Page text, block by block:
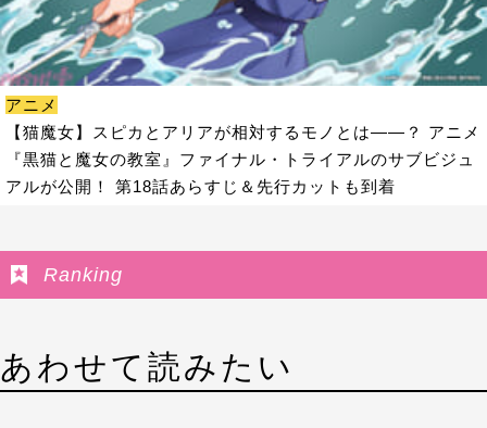
アニメ
【猫魔女】スピカとアリアが相対するモノとは――？ アニメ
『黒猫と魔女の教室』ファイナル・トライアルのサブビジュ
アルが公開！ 第18話あらすじ＆先行カットも到着
Ranking
あわせて読みたい